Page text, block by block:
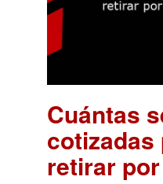
Cuántas
cotizadas
retirar